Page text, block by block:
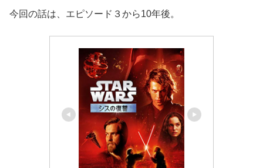
今回の話は、エピソード３から10年後。